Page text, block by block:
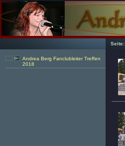
Seite:
Andrea Berg Fanclubleiter Treffen
2018